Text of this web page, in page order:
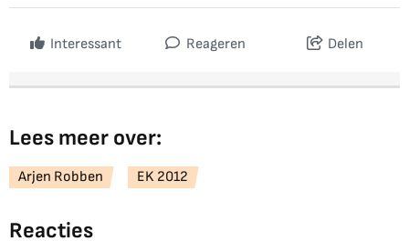
Interessant Reageren Delen
Lees meer over:
Arjen Robben EK 2012
Reacties